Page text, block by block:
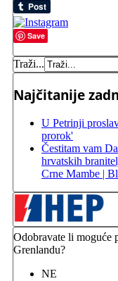
Save
Traži...
Najčitanije
U Petrinji
prorok'
Čestitam vam
hrvatskih
Crne Mambe |
Odobravate li moguće
Grenlandu?
NE